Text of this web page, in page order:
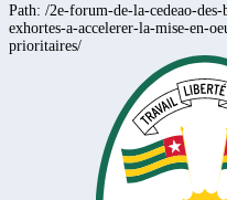
Path: /2e-forum-de-la-cedeao-des-
exhortes-a-accelerer-la-mise-en-
prioritaires/